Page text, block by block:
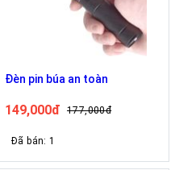
Đèn pin búa an toàn
149,000đ 177,000đ
Đã bán: 1